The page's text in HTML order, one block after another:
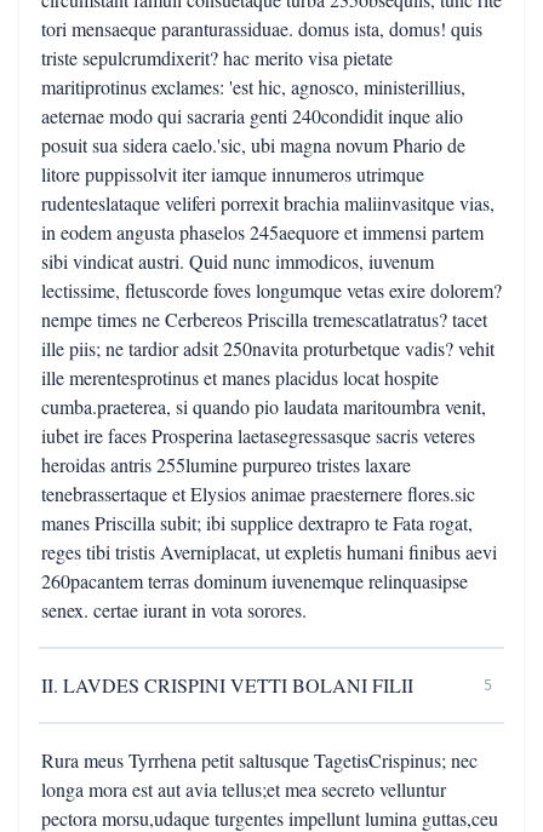
II. LAVDES CRISPINI VETTI BOLANI FILII 5
Rura meus Tyrrhena petit saltusque TagetisCrispinus; nec
longa mora est aut avia tellus;et mea secreto velluntur
pectora morsu,udaque turgentes impellunt lumina guttas,ceu